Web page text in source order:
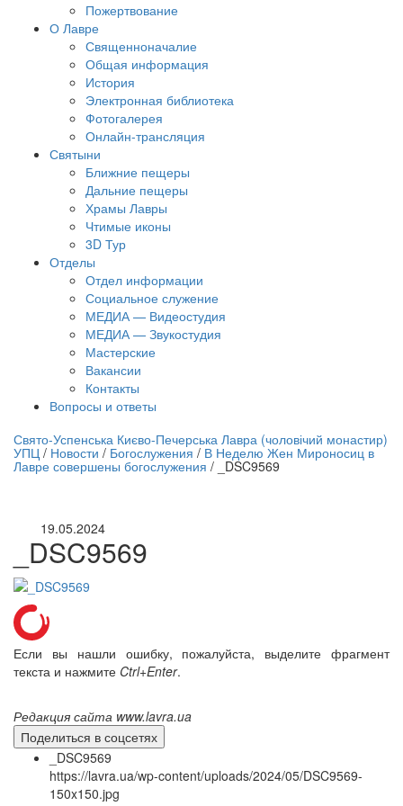
Пожертвование
О Лавре
Священноначалие
Общая информация
История
Электронная библиотека
Фотогалерея
Онлайн-трансляция
Святыни
Ближние пещеры
Дальние пещеры
Храмы Лавры
Чтимые иконы
3D Тур
Отделы
Отдел информации
Социальное служение
МЕДИА — Видеостудия
МЕДИА — Звукостудия
Мастерские
Вакансии
Контакты
Вопросы и ответы
трансляция | 12 сентября
трансляции
Свято-Успенська Києво-Печерська Лавра (чоловічий монастир)
УПЦ / Новости / Богослужения / В Неделю Жен Мироносиц в
Лавре совершены богослужения / _DSC9569
19.05.2024
_DSC9569
Если вы нашли ошибку, пожалуйста, выделите фрагмент
текста и нажмите Ctrl+Enter.
Редакция сайта www.lavra.ua
Поделиться в соцсетях
_DSC9569
https://lavra.ua/wp-content/uploads/2024/05/DSC9569-
150x150.jpg